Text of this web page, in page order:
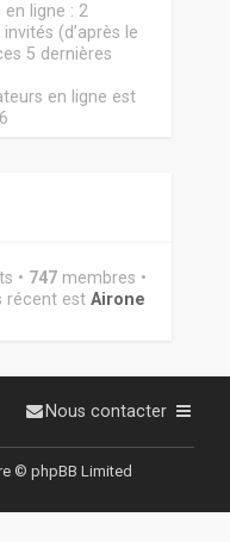
en ligne : 2
(d’après le
5 dernières
en ligne est
• 747membres •
récent est Airone
Nous contacter
© phpBB Limited